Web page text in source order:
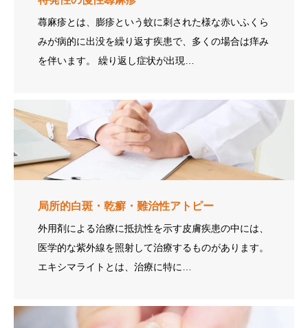
蕁麻疹とは、膨疹という蚊に刺された様な赤いふくら
みが病的に出没を繰り返す疾患で、多くの場合は痒み
を伴います。 繰り返し症状が出現…
局所的白斑・乾癬・難治性アトピー
外用剤による治療に抵抗性を示す皮膚疾患の中には、
医学的な紫外線を照射して治療するものがあります。
エキシマライトとは、治療に特に…